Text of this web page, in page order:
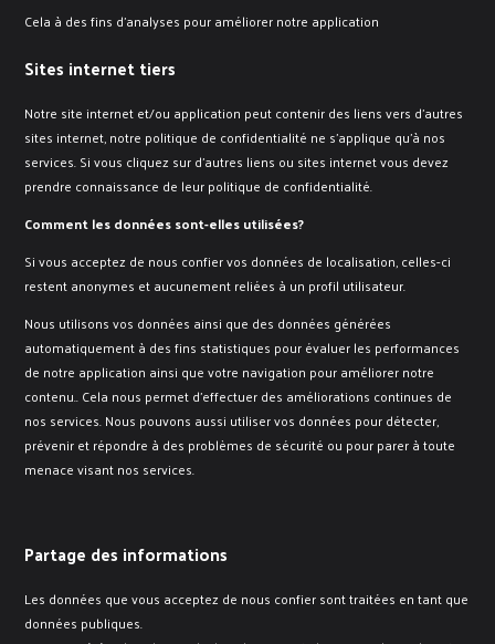
Cela à des fins d'analyses pour améliorer notre application
Sites internet tiers
Notre site internet et/ou application peut contenir des liens vers d’autres
sites internet, notre politique de confidentialité ne s’applique qu’à nos
services. Si vous cliquez sur d’autres liens ou sites internet vous devez
prendre connaissance de leur politique de confidentialité.
Comment les données sont-elles utilisées?
Si vous acceptez de nous confier vos données de localisation, celles-ci
restent anonymes et aucunement reliées à un profil utilisateur.
Nous utilisons vos données ainsi que des données générées
automatiquement à des fins statistiques pour évaluer les performances
de notre application ainsi que votre navigation pour améliorer notre
contenu.. Cela nous permet d’effectuer des améliorations continues de
nos services. Nous pouvons aussi utiliser vos données pour détecter,
prévenir et répondre à des problèmes de sécurité ou pour parer à toute
menace visant nos services.
Partage des informations
Les données que vous acceptez de nous confier sont traitées en tant que
données publiques.